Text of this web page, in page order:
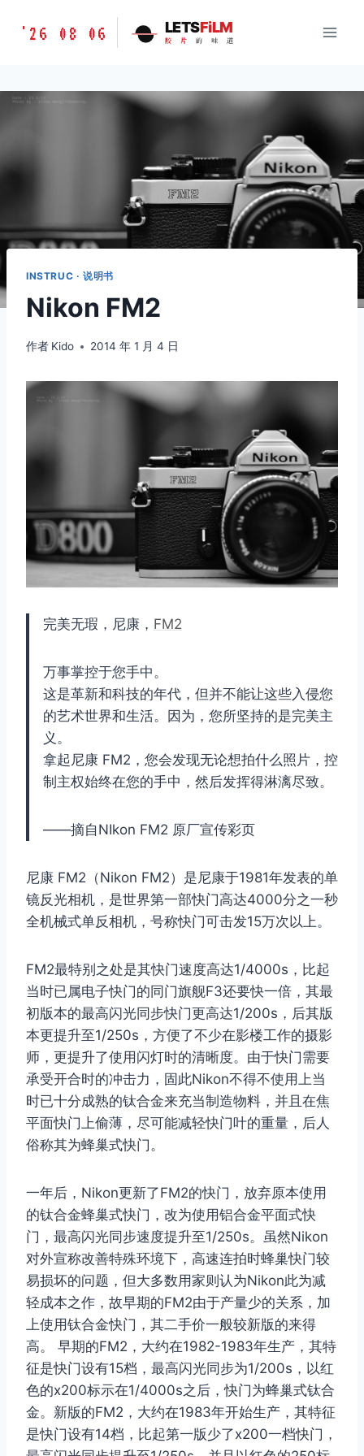
胶
味
'26 08 06 LETSFiLM
胶 片 的 味 道
INSTRUC · 说明书
Nikon FM2
作者 Kido 2014 年 1 月 4 日
完美无瑕，尼康， FM2
万事掌控于您手中。
这是革新和科技的年代，但并不能让这些入侵您
的艺术世界和生活。因为，您所坚持的是完美主
义。
拿起尼康 FM2，您会发现无论想拍什么照片，控
制主权始终在您的手中，然后发挥得淋漓尽致。
——摘自NIkon FM2 原厂宣传彩页
尼康 FM2（Nikon FM2）是尼康于1981年发表的单
镜反光相机，是世界第一部快门高达4000分之一秒
全机械式单反相机，号称快门可击发15万次以上。
FM2最特别之处是其快门速度高达1/4000s，比起
当时已属电子快门的同门旗舰F3还要快一倍，其最
初版本的最高闪光同步快门更高达1/200s，后其版
本更提升至1/250s，方便了不少在影楼工作的摄影
师，更提升了使用闪灯时的清晰度。由于快门需要
承受开合时的冲击力，固此Nikon不得不使用上当
时已十分成熟的钛合金来充当制造物料，并且在焦
平面快门上偷薄，尽可能减轻快门叶的重量，后人
俗称其为蜂巢式快门。
一年后，Nikon更新了FM2的快门，放弃原本使用
的钛合金蜂巢式快门，改为使用铝合金平面式快
门，最高闪光同步速度提升至1/250s。虽然Nikon
对外宣称改善特殊环境下，高速连拍时蜂巢快门较
易损坏的问题，但大多数用家则认为Nikon此为减
轻成本之作，故早期的FM2由于产量少的关系，加
上使用钛合金快门，其二手价一般较新版的来得
高。 早期的FM2，大约在1982-1983年生产，其特
征是快门设有15档，最高闪光同步为1/200s，以红
色的x200标示在1/4000s之后，快门为蜂巢式钛合
金。新版的FM2，大约在1983年开始生产，其特征
是快门设有14档，比起第一版少了x200一档快门，